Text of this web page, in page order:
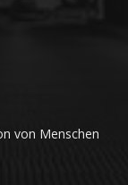
von Menschen